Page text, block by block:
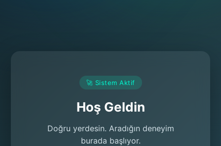
🚀 Sistem Aktif
Hoş Geldin
Doğru yerdesin. Aradığın deneyim
burada başlıyor.